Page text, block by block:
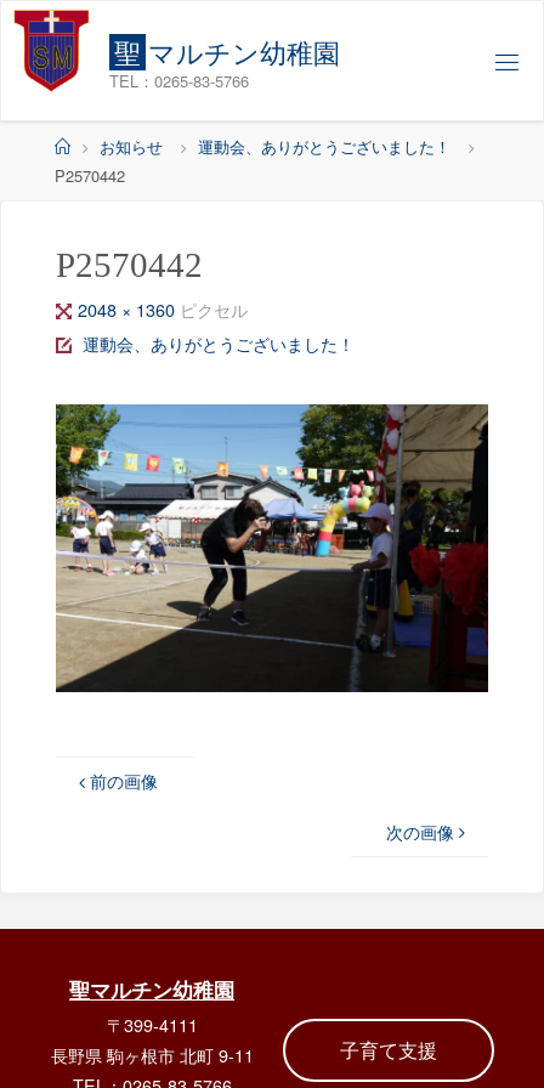
コ
聖 マルチン幼稚園
TEL：0265-83-5766
ホ
ー
お知らせ
運動会、ありがとうございました！
P2570442
P2570442
フ
ル
イ
ズ
2048 × 1360 ピクセル
運動会、ありがとうございました！
前の画像
次の画像
聖マルチン幼稚園
〒399-4111
長野県 駒ヶ根市 北町 9-11
子育て支援